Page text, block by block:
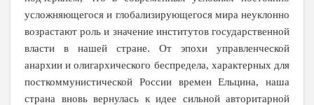
усложняющегося и глобализирующегося мира неуклонно
возрастают роль и значение институтов государственной
власти в нашей стране. От эпохи управленческой
анархии и олигархического беспредела, характерных для
посткоммунистической России времен Ельцина, наша
страна вновь вернулась к идее сильной авторитарной